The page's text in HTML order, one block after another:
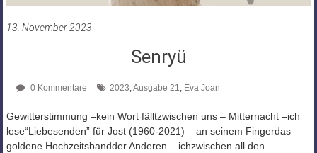
13. November 2023
Senryü
0 Kommentare 2023,Ausgabe 21, Eva Joan
Gewitterstimmung –kein Wort fälltzwischen uns – Mitternacht –ich
lese“Liebesenden” für Jost (1960-2021) – an seinem Fingerdas
goldene Hochzeitsbandder Anderen – ichzwischen all den